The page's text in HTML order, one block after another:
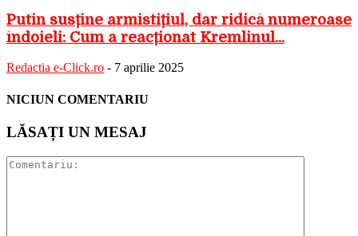
Putin susține armistițiul, dar ridică numeroase
îndoieli: Cum a reacționat Kremlinul...
Redactia e-Click.ro - 7 aprilie 2025
NICIUN COMENTARIU
LĂSAȚI UN MESAJ